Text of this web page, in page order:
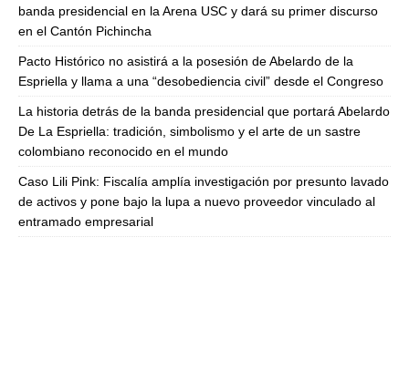
banda presidencial en la Arena USC y dará su primer discurso
en el Cantón Pichincha
Pacto Histórico no asistirá a la posesión de Abelardo de la
Espriella y llama a una “desobediencia civil” desde el Congreso
La historia detrás de la banda presidencial que portará Abelardo
De La Espriella: tradición, simbolismo y el arte de un sastre
colombiano reconocido en el mundo
Caso Lili Pink: Fiscalía amplía investigación por presunto lavado
de activos y pone bajo la lupa a nuevo proveedor vinculado al
entramado empresarial